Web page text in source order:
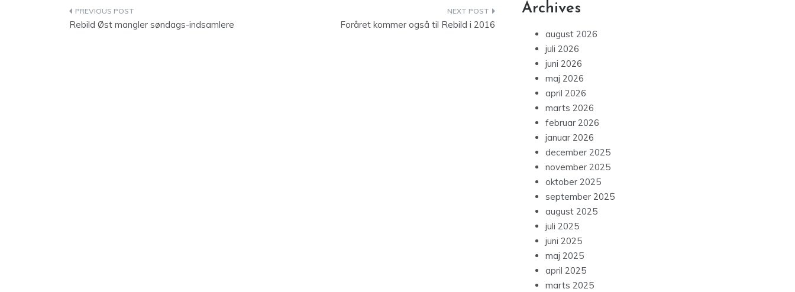
Indlægsnavigation
Rebild Øst mangler søndags-indsamlere Foråret kommer også til Rebild i 2016
Archives
august 2026
juli 2026
juni 2026
maj 2026
april 2026
marts 2026
februar 2026
januar 2026
december 2025
november 2025
oktober 2025
september 2025
august 2025
juli 2025
juni 2025
maj 2025
april 2025
marts 2025